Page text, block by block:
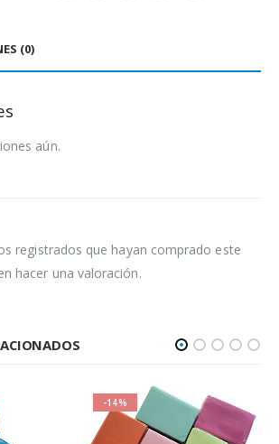
(0)
aún.
registrados que hayan comprado este
hacer una valoración.
-14%